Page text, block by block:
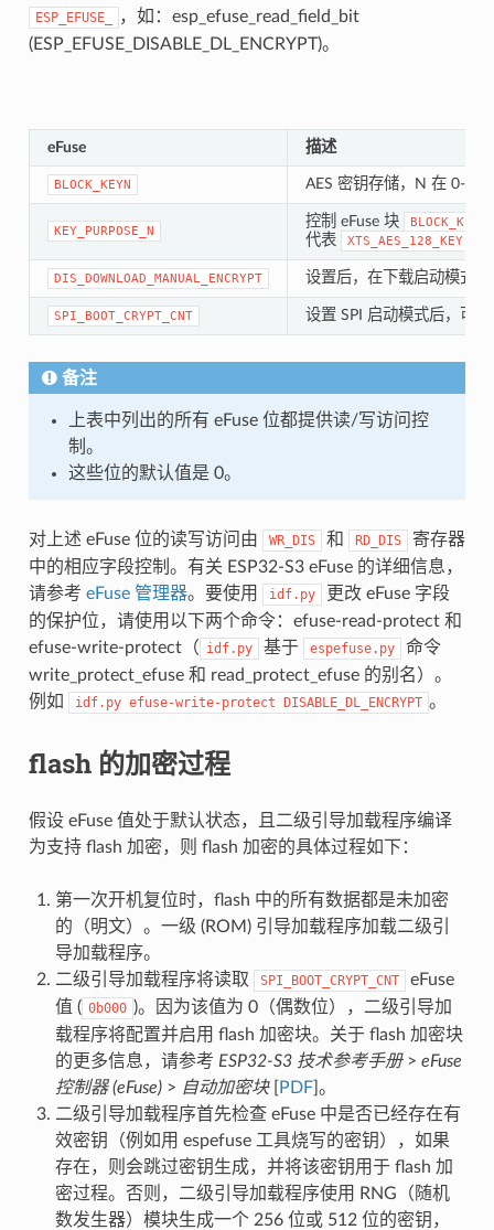
ESP_EFUSE_
，如：esp_efuse_read_field_bit
(ESP_EFUSE_DISABLE_DL_ENCRYPT)。
eFuse 描述
BLOCK_KEYN AES 密钥存储，N 在 0-5
KEY_PURPOSE_N
控制 eFuse 块 BLOCK_KEYN
代表
XTS_AES_128_KEY
DIS_DOWNLOAD_MANUAL_ENCRYPT 设置后，在下载启动模式
SPI_BOOT_CRYPT_CNT 设置 SPI 启动模式后，可
备注
上表中列出的所有 eFuse 位都提供读/写访问控
制。
这些位的默认值是 0。
对上述 eFuse 位的读写访问由 WR_DIS 和 RD_DIS
寄存器
中的相应字段控制。有关 ESP32-S3 eFuse 的详细信息，
请参考 eFuse 管理器。要使用 idf.py
更改 eFuse 字段
的保护位，请使用以下两个命令：efuse-read-protect 和
efuse-write-protect（
idf.py 基于 espefuse.py
命令
write_protect_efuse 和 read_protect_efuse 的别名）。
例如
idf.py efuse-write-protect DISABLE_DL_ENCRYPT 。
flash 的加密过程
假设 eFuse 值处于默认状态，且二级引导加载程序编译
为支持 flash 加密，则 flash 加密的具体过程如下：
第一次开机复位时，flash 中的所有数据都是未加密
的（明文）。一级 (ROM) 引导加载程序加载二级引
导加载程序。
二级引导加载程序将读取
SPI_BOOT_CRYPT_CNT
eFuse
值 ( 0b000 )。因为该值为 0（偶数位），二级引导加
载程序将配置并启用 flash 加密块。关于 flash 加密块
的更多信息，请参考 ESP32-S3 技术参考手册> eFuse
控制器 (eFuse)> 自动加密块[ PDF]。
二级引导加载程序首先检查 eFuse 中是否已经存在有
效密钥（例如用 espefuse 工具烧写的密钥），如果
存在，则会跳过密钥生成，并将该密钥用于 flash 加
密过程。否则，二级引导加载程序使用 RNG（随机
数发生器）模块生成一个 256 位或 512 位的密钥，